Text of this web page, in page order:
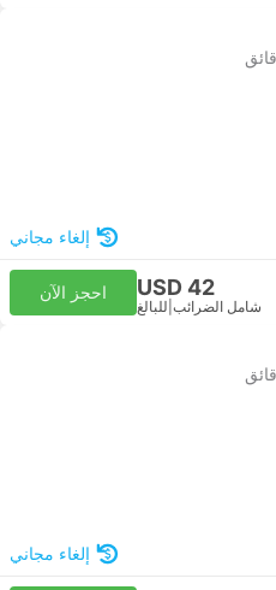
إلغاء مجاني
USD 42
شامل الضرائب للبالغ
احجز الآن
إلغاء مجاني